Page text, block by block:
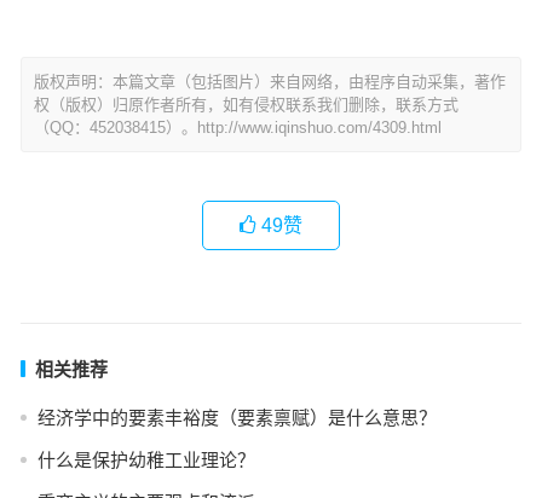
版权声明：本篇文章（包括图片）来自网络，由程序自动采集，著作
权（版权）归原作者所有，如有侵权联系我们删除，联系方式
（QQ：452038415）。http://www.iqinshuo.com/4309.html
49赞
相关推荐
经济学中的要素丰裕度（要素禀赋）是什么意思？
什么是保护幼稚工业理论？